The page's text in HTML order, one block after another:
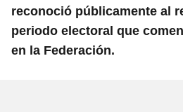
reconoció públicamente al
periodo electoral que
en la Federación.